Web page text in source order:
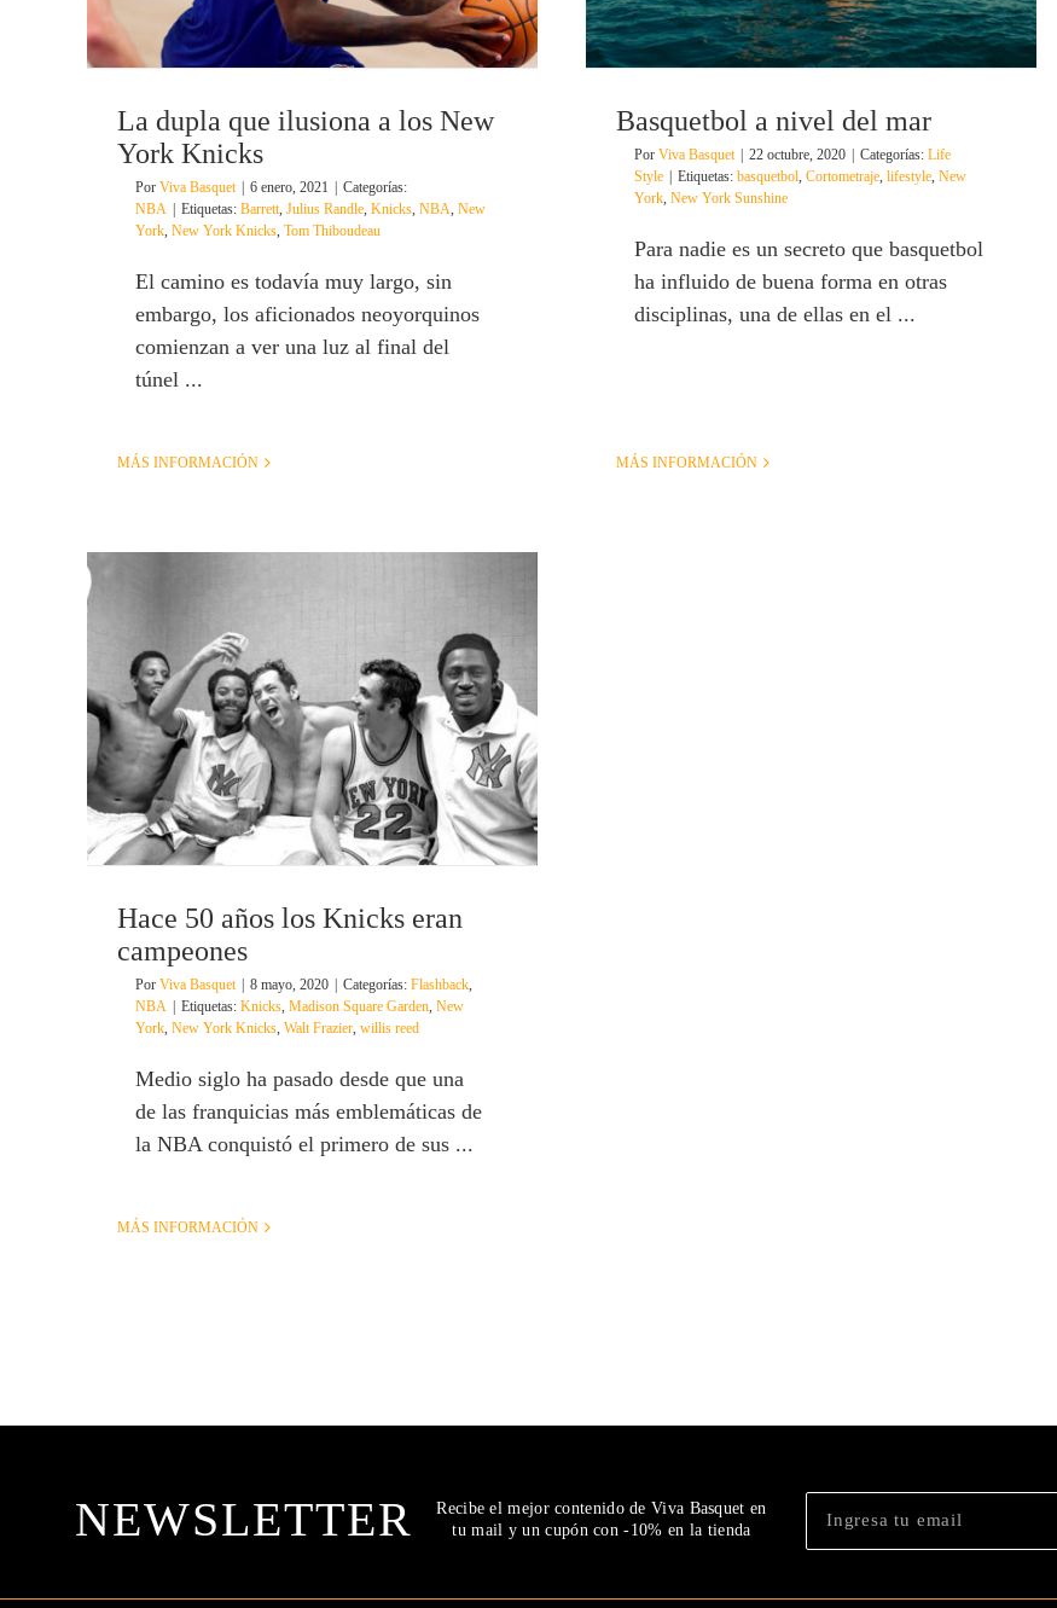
La dupla que ilusiona a los New
York Knicks
Por Viva Basquet 6 enero, 2021
Categorías:
NBA
Etiquetas: Barrett, Julius Randle, Knicks, NBA, New
York, New York Knicks, Tom Thiboudeau
El camino es todavía muy largo, sin
embargo, los aficionados neoyorquinos
comienzan a ver una luz al final del
túnel ...
MÁS INFORMACIÓN
Basquetbol a nivel del mar
Por Viva Basquet 22 octubre, 2020 Categorías: Life
Style
Etiquetas: basquetbol, Cortometraje, lifestyle, New
York, New York Sunshine
Para nadie es un secreto que basquetbol
ha influido de buena forma en otras
disciplinas, una de ellas en el ...
MÁS INFORMACIÓN
Hace 50 años los Knicks eran
campeones
Por Viva Basquet 8 mayo, 2020 Categorías: Flashback,
NBA
Etiquetas: Knicks, Madison Square Garden, New
York, New York Knicks, Walt Frazier, willis reed
Medio siglo ha pasado desde que una
de las franquicias más emblemáticas de
la NBA conquistó el primero de sus ...
MÁS INFORMACIÓN
NEWSLETTER
Recibe el mejor contenido de Viva Basquet en
tu mail y un cupón con -10% en la tienda